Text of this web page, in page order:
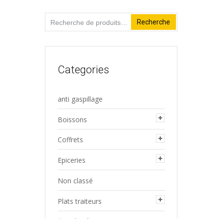
Recherche
pour :
Recherche
Categories
anti gaspillage
Boissons
Coffrets
Epiceries
Non classé
Plats traiteurs